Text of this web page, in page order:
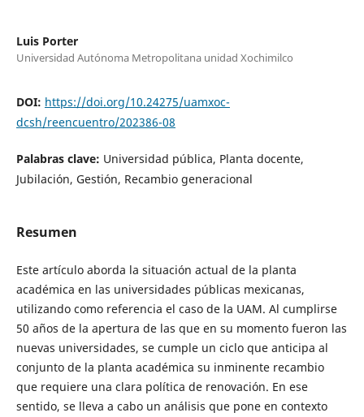
Luis Porter
Universidad Autónoma Metropolitana unidad Xochimilco
DOI: https://doi.org/10.24275/uamxoc-
dcsh/reencuentro/202386-08
Palabras clave: Universidad pública, Planta docente,
Jubilación, Gestión, Recambio generacional
Resumen
Este artículo aborda la situación actual de la planta
académica en las universidades públicas mexicanas,
utilizando como referencia el caso de la UAM. Al cumplirse
50 años de la apertura de las que en su momento fueron las
nuevas universidades, se cumple un ciclo que anticipa al
conjunto de la planta académica su inminente recambio
que requiere una clara política de renovación. En ese
sentido, se lleva a cabo un análisis que pone en contexto